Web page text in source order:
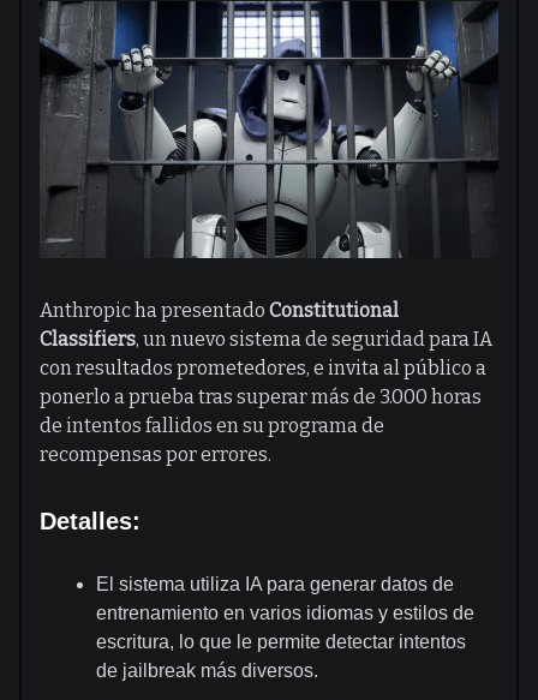
Anthropic ha presentado Constitutional
Classifiers, un nuevo sistema de seguridad para IA
con resultados prometedores, e invita al público a
ponerlo a prueba tras superar más de 3.000 horas
de intentos fallidos en su programa de
recompensas por errores.
Detalles:
El sistema utiliza IA para generar datos de
entrenamiento en varios idiomas y estilos de
escritura, lo que le permite detectar intentos
de jailbreak más diversos.